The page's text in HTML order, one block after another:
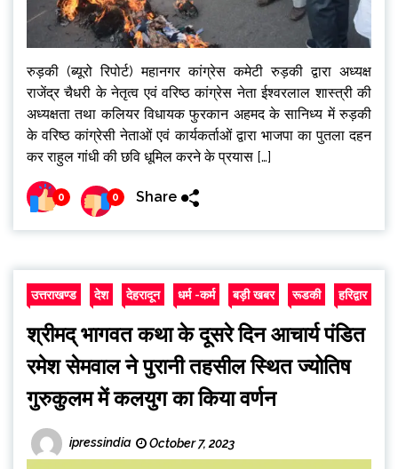
रुड़की (ब्यूरो रिपोर्ट) महानगर कांग्रेस कमेटी रुड़की द्वारा अध्यक्ष
राजेंद्र चैधरी के नेतृत्व एवं वरिष्ठ कांग्रेस नेता ईश्वरलाल शास्त्री की
अध्यक्षता तथा कलियर विधायक फुरकान अहमद के सानिध्य में रुड़की
के वरिष्ठ कांग्रेसी नेताओं एवं कार्यकर्ताओं द्वारा भाजपा का पुतला दहन
कर राहुल गांधी की छवि धूमिल करने के प्रयास […]
0 0 Share
उत्तराखण्ड देश देहरादून धर्म -कर्म बड़ी खबर रूडकी हरिद्वार
श्रीमद् भागवत कथा के दूसरे दिन आचार्य पंडित
रमेश सेमवाल ने पुरानी तहसील स्थित ज्योतिष
गुरुकुलम में कलयुग का किया वर्णन
ipressindia October 7, 2023